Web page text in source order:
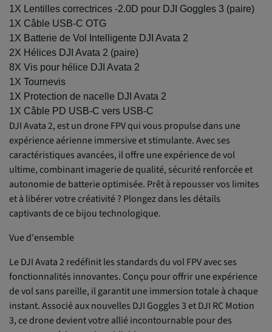
1X Lentilles correctrices -2.0D pour DJI Goggles 3 (paire)
1X Câble USB-C OTG
1X Batterie de Vol Intelligente DJI Avata 2
2X Hélices DJI Avata 2 (paire)
8X Vis pour hélice DJI Avata 2
1X Tournevis
1X Protection de nacelle DJI Avata 2
1X Câble PD USB-C vers USB-C
DJI Avata 2, est un drone FPV qui vous propulse dans une
expérience aérienne immersive et stimulante. Avec ses
caractéristiques avancées, il offre une expérience de vol
ultime, combinant imagerie de qualité, sécurité renforcée et
autonomie de batterie optimisée. Prêt à repousser vos limites
et à libérer votre créativité ? Plongez dans les détails
captivants de ce bijou technologique.
Vue d'ensemble
Le DJI Avata 2 redéfinit les standards du vol FPV avec ses
fonctionnalités innovantes. Conçu pour offrir une expérience
de vol sans pareille, il garantit une immersion totale à chaque
instant. Associé aux nouvelles DJI Goggles 3 et DJI RC Motion
3, ce drone devient votre allié incontournable pour des